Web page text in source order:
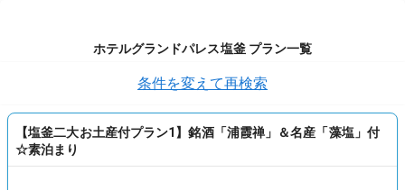
ホテルグランドパレス塩釜 プラン一覧
条件を変えて再検索
【塩釜二大お土産付プラン1】銘酒「浦霞禅」＆名産「藻塩」付
☆素泊まり